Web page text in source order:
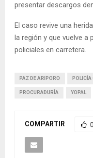
presentar descargos
El caso revive una
la región y que vuelve a
policiales en carretera.
PAZ DE ARIPORO POLICÍA
PROCURADURÍA YOPAL
COMPARTIR 0